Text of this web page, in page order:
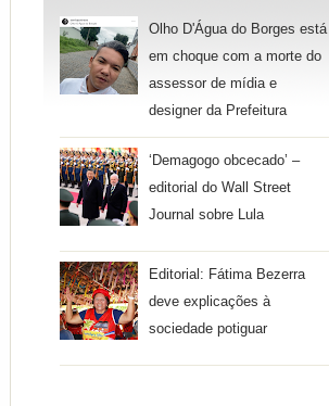
Olho D'Água do Borges está
em choque com a morte do
assessor de mídia e
designer da Prefeitura
‘Demagogo obcecado’ –
editorial do Wall Street
Journal sobre Lula
Editorial: Fátima Bezerra
deve explicações à
sociedade potiguar